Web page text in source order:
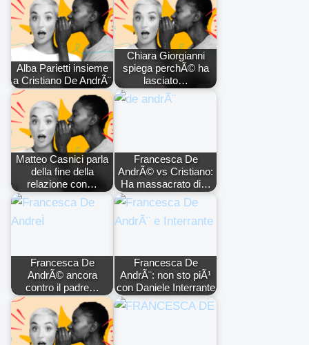
Alba Parietti insieme
a Cristiano De AndrÃ¨
Chiara Giorgianni
spiega perchÃ© ha
lasciato…
Matteo Casnici parla
della fine della
relazione con…
Francesca De
AndrÃ© vs Cristiano:
Ha massacrato di…
Francesca De
AndrÃ© ancora
contro il padre…
Francesca De
AndrÃ¨: non sto piÃ¹
con Daniele Interrante